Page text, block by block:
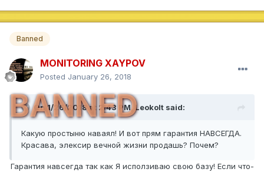
Banned
MONITORING XAYPOV
Posted January 26, 2018
BANNED
On 1/26/2018 at 2:43 PM, Leokolt said:
Какую простыню наваял! И вот прям гарантия НАВСЕГДА.
Красава, элексир вечной жизни продашь? Почем?
Гарантия навсегда так как Я исползиваю свою базу! Если что-